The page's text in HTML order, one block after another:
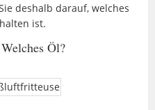
deshalb darauf, welches
ist.
Öl?